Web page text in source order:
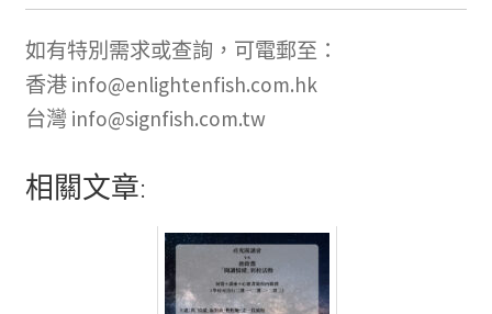
如有特別需求或查詢，可電郵至：
香港 info@enlightenfish.com.hk
台灣 info@signfish.com.tw
相關文章: